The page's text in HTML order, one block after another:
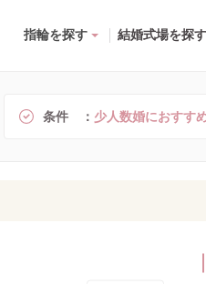
指輪を探す 結婚式場を探す
条件 少人数婚におすす